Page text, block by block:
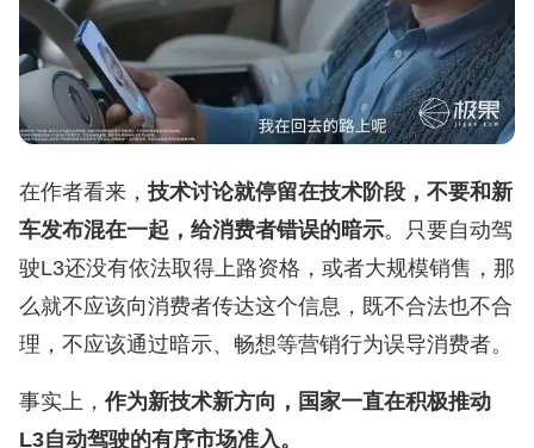
在作者看来， 技术讨论就停留在技术阶段，不要和新
车发布混在一起，给消费者错误的暗示。只要自动驾
驶L3还没有依法取得上路资格，或者大规模销售，那
么就不应该向消费者传达这个信息，既不合法也不合
理，不应该通过暗示、畅想等营销行为误导消费者。
事实上， 作为新技术新方向，国家一直在积极推动
L3自动驾驶的有序市场准入。